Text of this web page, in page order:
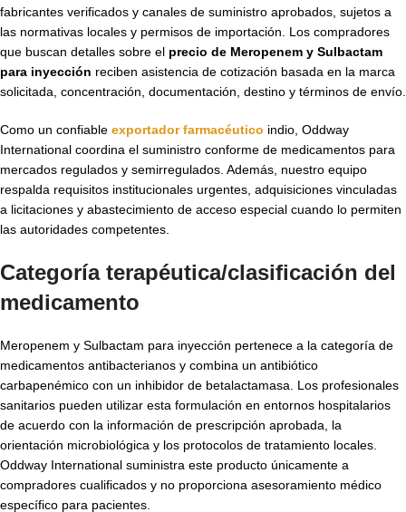
fabricantes verificados y canales de suministro aprobados, sujetos a
las normativas locales y permisos de importación. Los compradores
que buscan detalles sobre el precio de Meropenem y Sulbactam
para inyección reciben asistencia de cotización basada en la marca
solicitada, concentración, documentación, destino y términos de envío.
Como un confiable exportador farmacéutico indio, Oddway
International coordina el suministro conforme de medicamentos para
mercados regulados y semirregulados. Además, nuestro equipo
respalda requisitos institucionales urgentes, adquisiciones vinculadas
a licitaciones y abastecimiento de acceso especial cuando lo permiten
las autoridades competentes.
Categoría terapéutica/clasificación del
medicamento
Meropenem y Sulbactam para inyección pertenece a la categoría de
medicamentos antibacterianos y combina un antibiótico
carbapenémico con un inhibidor de betalactamasa. Los profesionales
sanitarios pueden utilizar esta formulación en entornos hospitalarios
de acuerdo con la información de prescripción aprobada, la
orientación microbiológica y los protocolos de tratamiento locales.
Oddway International suministra este producto únicamente a
compradores cualificados y no proporciona asesoramiento médico
específico para pacientes.